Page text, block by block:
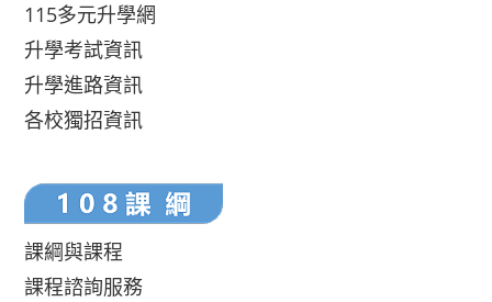
115多元升學網
升學考試資訊
升學進路資訊
各校獨招資訊
課綱與課程
課程諮詢服務